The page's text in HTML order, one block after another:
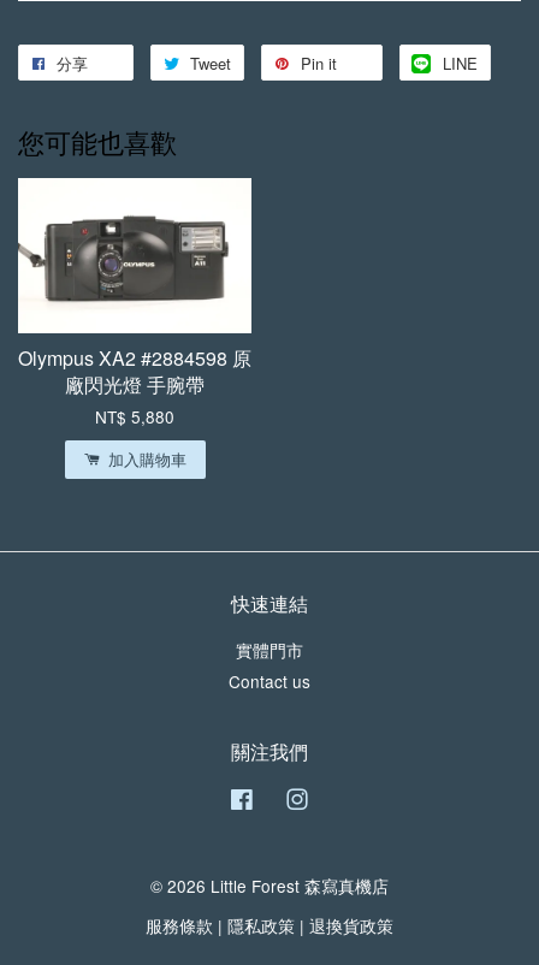
植鞣牛皮傘繩背帶 (一
般款)
NT$ 699
NT$ 750
-
分享 Tweet Pin it LINE
您可能也喜歡
Olympus XA2 #2884598 原
廠閃光燈 手腕帶
NT$ 5,880
加入購物車
快速連結
實體門市
Contact us
關注我們
Facebook
© 2026 Little Forest 森寫真機店
服務條款 | 隱私政策 | 退換貨政策